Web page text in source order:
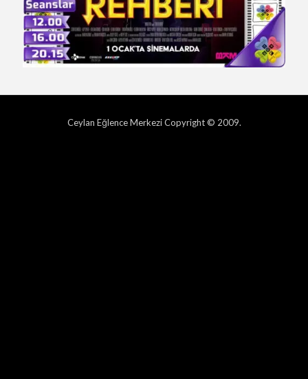
Ceylan Eğlence Merkezi Copyright © 2009.